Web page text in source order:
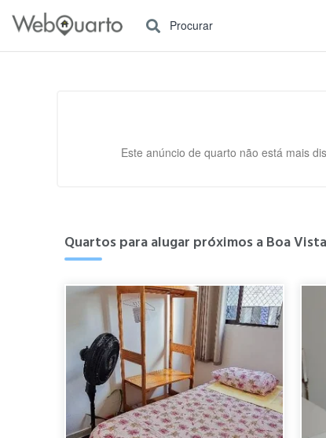
Procurar
Este anúncio de quarto não está mais
Quartos para alugar próximos a Boa